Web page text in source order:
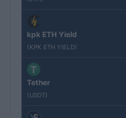
kpk ETH Yield
(KPK ETH YIELD)
Tether
(USDT)